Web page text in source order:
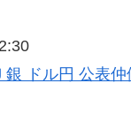
銀 ドル円 公表